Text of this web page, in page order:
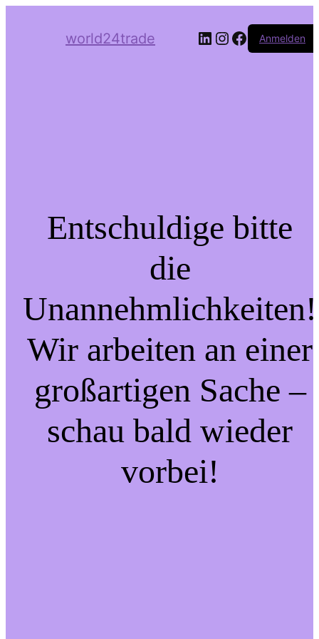
world24trade LinkedIn
Instagram
Facebook
Anmelden
Entschuldige bitte
die
Unannehmlichkeiten!
Wir arbeiten an einer
großartigen Sache –
schau bald wieder
vorbei!